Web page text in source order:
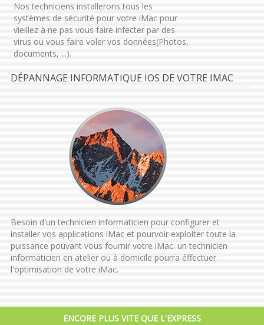
Nos techniciens installerons tous les
systèmes de sécurité pour votre iMac pour
vieillez à ne pas vous faire infecter par des
virus ou vous faire voler vos données(Photos,
documents, ...).
DÉPANNAGE INFORMATIQUE IOS DE VOTRE IMAC
Besoin d'un technicien informaticien pour configurer et
installer vos applications iMac et pourvoir exploiter toute la
puissance pouvant vous fournir votre iMac. un technicien
informaticien en atelier ou à domicile pourra éffectuer
l'optimisation de votre iMac.
ENCORE PLUS VITE QUE L'EXPRESS